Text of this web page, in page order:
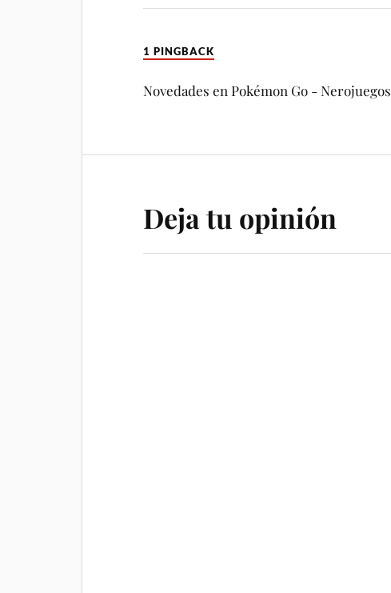
1 PINGBACK
Novedades en Pokémon Go - Nerojuegos
Deja tu opinión